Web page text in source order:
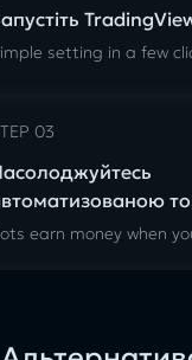
setting in a few
03
earn money when